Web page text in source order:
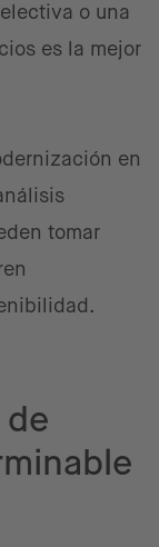
o una
es la mejor
en
tomar